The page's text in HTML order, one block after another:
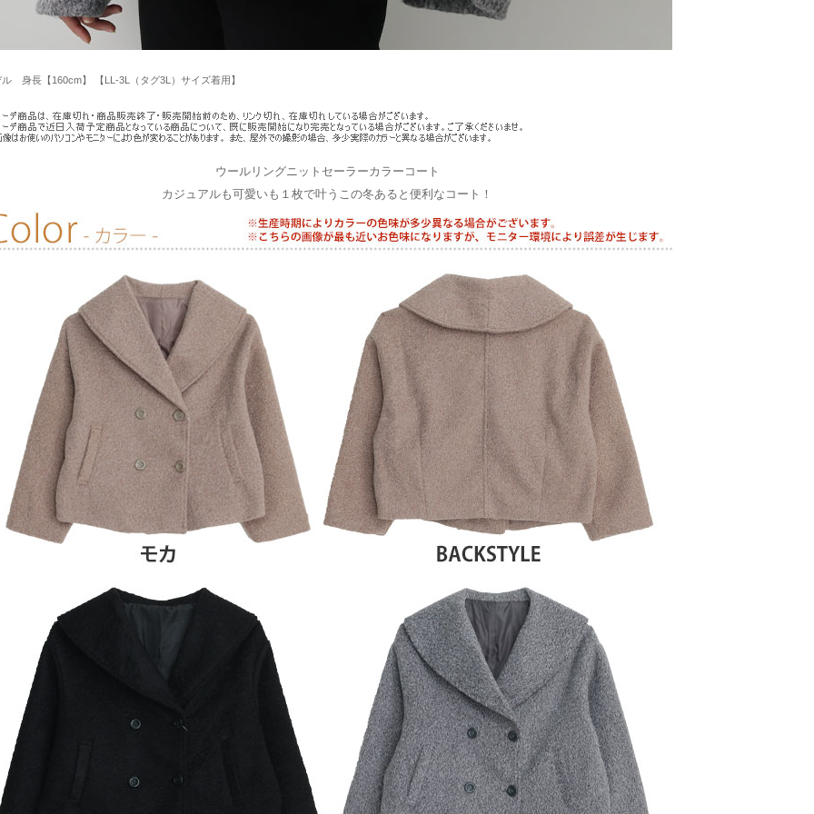
ル 身長【160cm】 【LL-3L（タグ3L）サイズ着用】
ウールリングニットセーラーカラーコート
カジュアルも可愛いも１枚で叶うこの冬あると便利なコート！